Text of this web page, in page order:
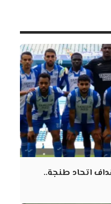
اتحاد طنجة..